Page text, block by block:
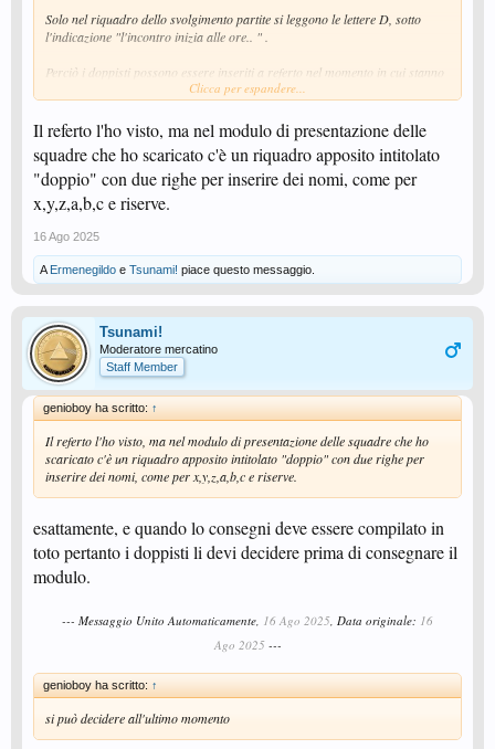
Solo nel riquadro dello svolgimento partite si leggono le lettere D, sotto
l'indicazione "l'incontro inizia alle ore.. " .
Perciò i doppisti possono essere inseriti a referto nel momento in cui stanno
per scendere in campo (come recita il reg.)
Clicca per espandere...
Il referto l'ho visto, ma nel modulo di presentazione delle
squadre che ho scaricato c'è un riquadro apposito intitolato
"doppio" con due righe per inserire dei nomi, come per
x,y,z,a,b,c e riserve.
16 Ago 2025
A Ermenegildo e Tsunami! piace questo messaggio.
Tsunami!
Moderatore mercatino
Staff Member
genioboy ha scritto: ↑
Il referto l'ho visto, ma nel modulo di presentazione delle squadre che ho
scaricato c'è un riquadro apposito intitolato "doppio" con due righe per
inserire dei nomi, come per x,y,z,a,b,c e riserve.
esattamente, e quando lo consegni deve essere compilato in
toto pertanto i doppisti li devi decidere prima di consegnare il
modulo.
--- Messaggio Unito Automaticamente, 16 Ago 2025 , Data originale: 16
Ago 2025 ---
genioboy ha scritto: ↑
si può decidere all'ultimo momento